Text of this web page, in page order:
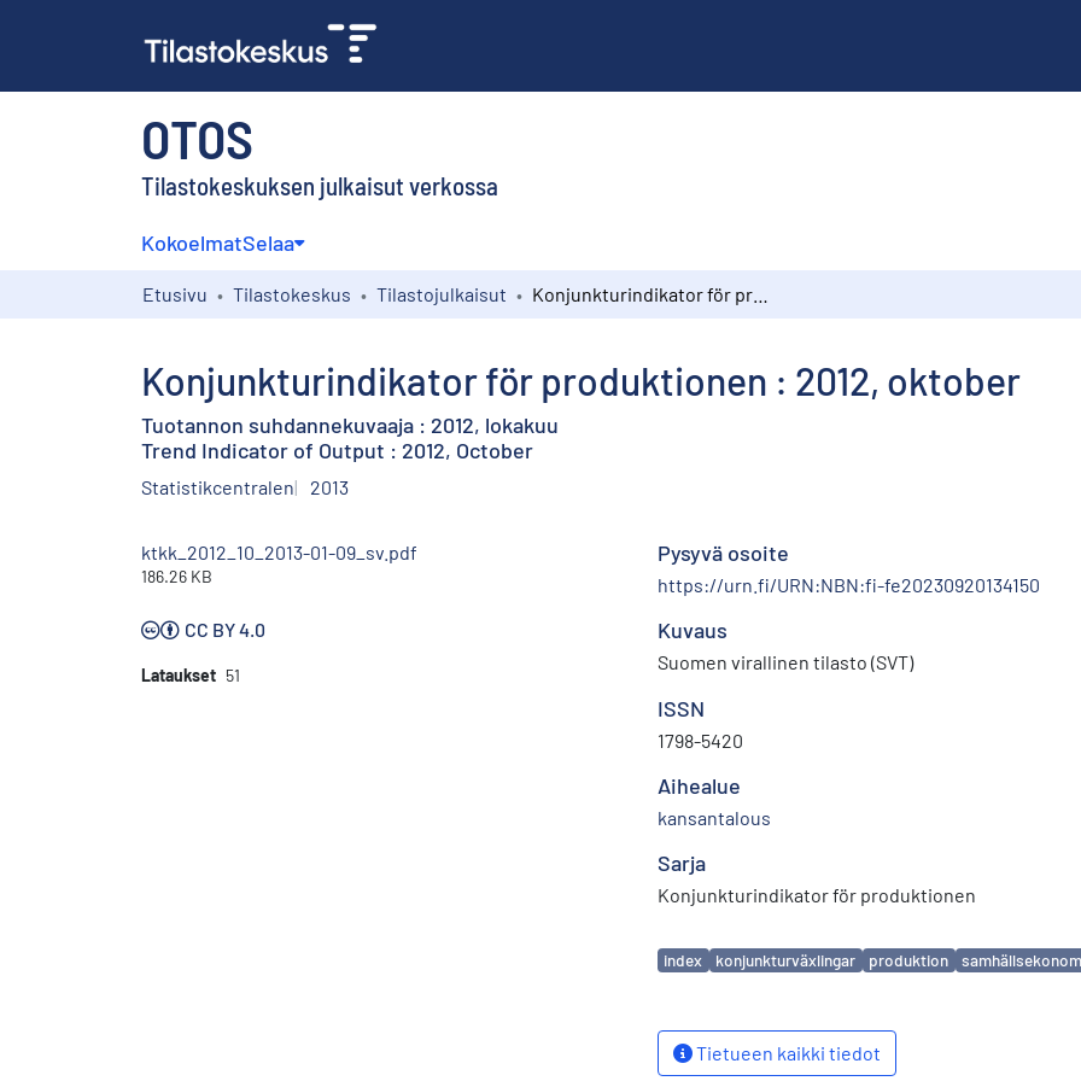
OTOS
Tilastokeskuksen julkaisut verkossa
KokoelmatSelaa
Etusivu Tilastokeskus Tilastojulkaisut
Konjunkturindikator för produktionen : 2012, oktober
Tuotannon suhdannekuvaaja : 2012, lokakuu
Trend Indicator of Output : 2012, October
Statistikcentralen 2013
ktkk_2012_10_2013-01-09_sv.pdf
186.26 KB
CC BY 4.0
Lataukset 51
Pysyvä osoite
https://urn.fi/URN:NBN:fi-fe20230920134150
Kuvaus
Suomen virallinen tilasto (SVT)
ISSN
1798-5420
Aihealue
kansantalous
Sarja
Konjunkturindikator för produktionen
Avainsanat
index konjunkturväxlingar produktion
Tietueen kaikki tiedot